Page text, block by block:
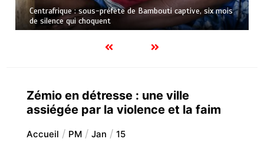
Centrafrique : sous-préfète de Bambouti captive, six mois
de silence qui choquent
Zémio en détresse : une ville
assiégée par la violence et la faim
Accueil PM Jan 15